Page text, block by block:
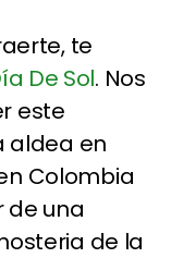
te
De Sol. Nos
este
aldea en
Colombia
de una
de la